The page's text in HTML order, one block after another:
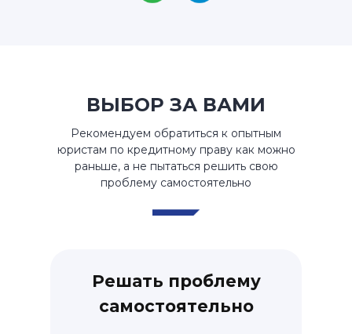
ВЫБОР ЗА ВАМИ
Рекомендуем обратиться к опытным
юристам по кредитному праву как можно
раньше, а не пытаться решить свою
проблему самостоятельно
Решать проблему
самостоятельно